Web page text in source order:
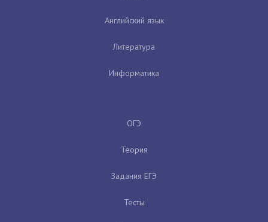
Английский язык
Литература
Информатика
ОГЭ
Теория
Задания ЕГЭ
Тесты